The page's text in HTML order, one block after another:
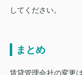
してください。
まとめ
賃貸管理会社の変更